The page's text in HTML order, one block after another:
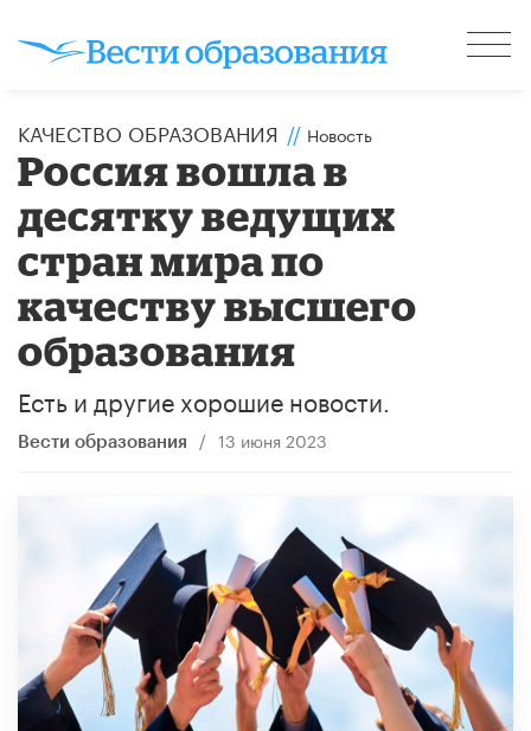
КАЧЕСТВО ОБРАЗОВАНИЯ // Новость
Россия вошла в
десятку ведущих
стран мира по
качеству высшего
образования
Есть и другие хорошие новости.
Вести образования / 13 июня 2023